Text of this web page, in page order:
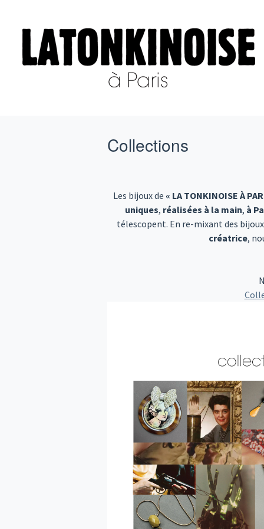
Collections
Les bijoux de « LA TONKINOISE À
uniques, réalisées à la main, à
télescopent. En re-mixant des
créatrice,